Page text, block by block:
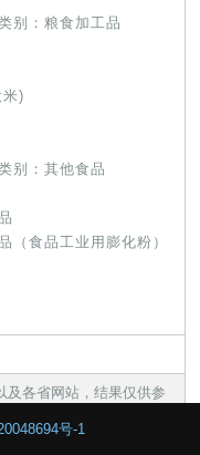
别：粮食加工品
)
别：其他食品
（食品工业用膨化粉）
及各省网站，结果仅供参
号-1